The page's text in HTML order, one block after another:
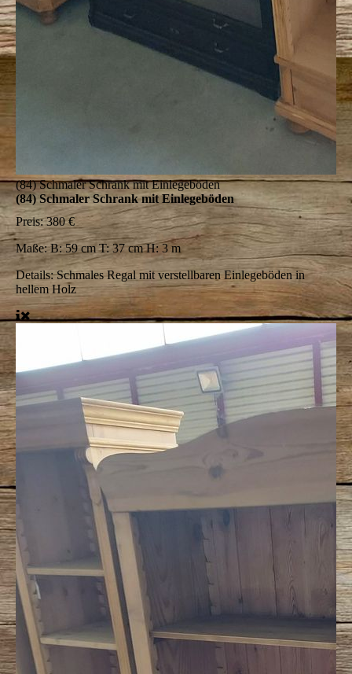
(84) Schmaler Schrank mit Einlegeböden
(84) Schmaler Schrank mit Einlegeböden
Preis:380 €
Maße:B: 59 cm T: 37 cm H: 3 m
Details:Schmales Regal mit verstellbaren Einlegeböden in
hellem Holz